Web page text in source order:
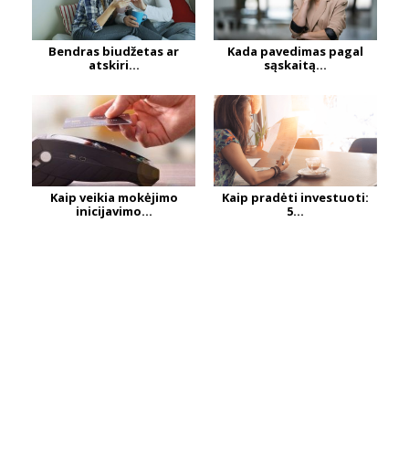
Bendras biudžetas ar
atskiri...
Kada pavedimas pagal
sąskaitą...
Kaip veikia mokėjimo
inicijavimo...
Kaip pradėti investuoti:
5...